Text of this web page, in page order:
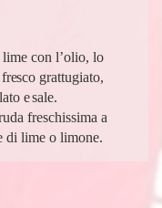
con l’olio, lo
fresco grattugiato,
esale.
freschissima a
di lime o limone.